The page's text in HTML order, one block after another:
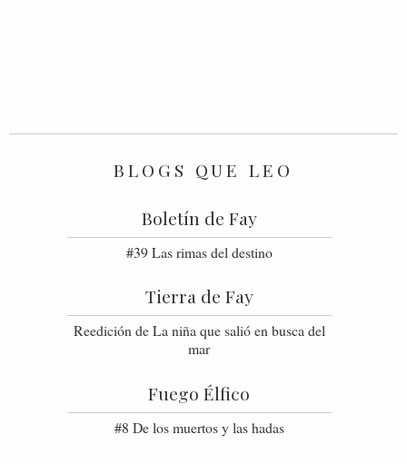
BLOGS QUE LEO
Boletín de Fay
#39 Las rimas del destino
Tierra de Fay
Reedición de La niña que salió en busca del
mar
Fuego Élfico
#8 De los muertos y las hadas